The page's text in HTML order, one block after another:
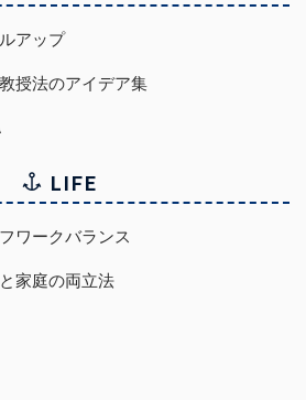
アップ
授法のアイデア集
LIFE
ワークバランス
家庭の両立法